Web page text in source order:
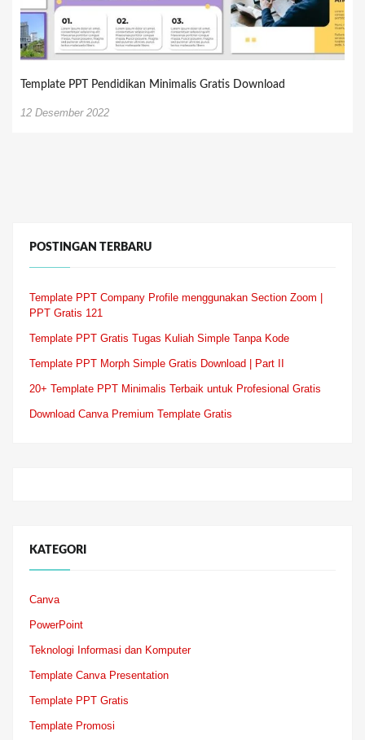
Template PPT Pendidikan Minimalis Gratis Download
12 Desember 2022
POSTINGAN TERBARU
Template PPT Company Profile menggunakan Section Zoom |
PPT Gratis 121
Template PPT Gratis Tugas Kuliah Simple Tanpa Kode
Template PPT Morph Simple Gratis Download | Part II
20+ Template PPT Minimalis Terbaik untuk Profesional Gratis
Download Canva Premium Template Gratis
KATEGORI
Canva
PowerPoint
Teknologi Informasi dan Komputer
Template Canva Presentation
Template PPT Gratis
Template Promosi